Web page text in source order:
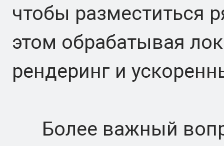
чтобы разместиться
этом обрабатывая
рендеринг и
Более важный